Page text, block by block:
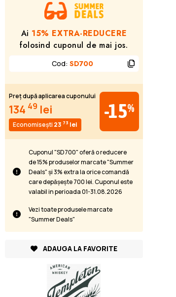
Ai 15% EXTRA-REDUCERE
folosind cuponul de mai jos.
Cod: SD700
Preț după aplicarea cuponului
134 49 lei
Economisești 23 73 lei
-15%
Cuponul "SD700" oferă o reducere
de 15% produselor marcate "Summer
Deals" și 3% extra la orice comandă
care depășește 700 lei. Cuponul este
valabil in perioada 01-31.08.2026
Vezi toate produsele marcate
"Summer Deals"
ADAUGA LA FAVORITE